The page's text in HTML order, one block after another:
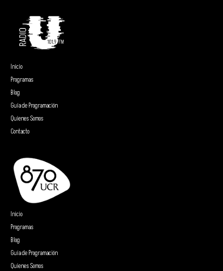
Inicio
Programas
Blog
Guía de Programación
Quienes Somos
Contacto
Inicio
Programas
Blog
Guía de Programación
Quienes Somos